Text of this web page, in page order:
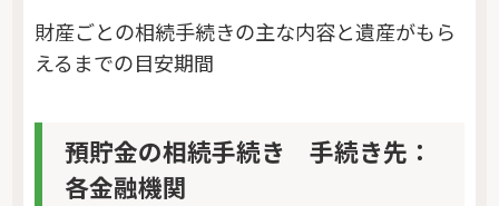
財産ごとの相続手続きの主な内容と遺産がもら
えるまでの目安期間
預貯金の相続手続き 手続き先：
各金融機関